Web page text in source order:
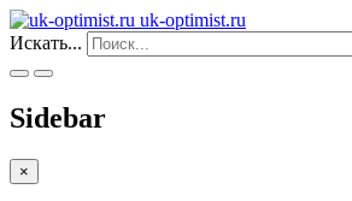
uk-optimist.ru
Искать...
Sidebar
×